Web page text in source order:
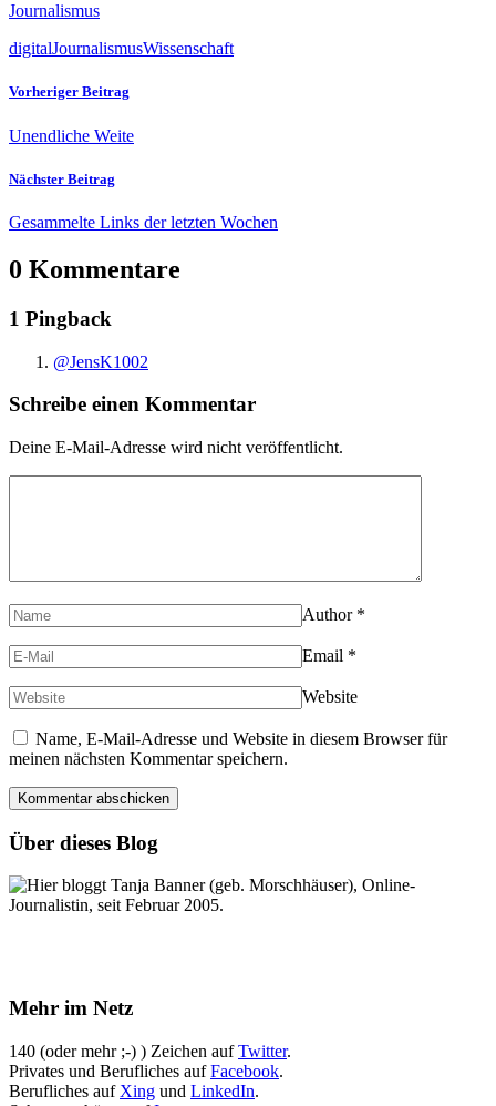
Journalismus
digitalJournalismusWissenschaft
Vorheriger Beitrag
Unendliche Weite
Nächster Beitrag
Gesammelte Links der letzten Wochen
0 Kommentare
1 Pingback
@JensK1002
Schreibe einen Kommentar
Deine E-Mail-Adresse wird nicht veröffentlicht.
Author *
Email *
Website
Name, E-Mail-Adresse und Website in diesem Browser für
meinen nächsten Kommentar speichern.
Über dieses Blog
Hier bloggt Tanja Banner (geb. Morschhäuser), Online-
Journalistin, seit Februar 2005.
Mehr im Netz
140 (oder mehr ;-) ) Zeichen aufTwitter.
Privates und Berufliches aufFacebook.
Berufliches auf Xing und LinkedIn.